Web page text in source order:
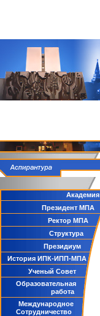
Академия
Президент МПА
Ректор МПА
Структура
Президиум
История ИПК-ИПП-МПА
Ученый Совет
Образовательная
работа
Международное
Сотрудничество